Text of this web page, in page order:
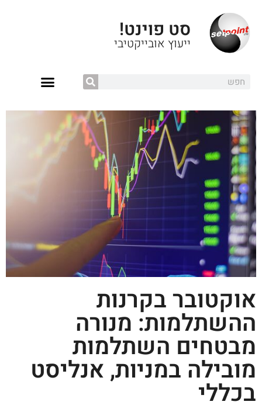
סט פוינט!
ייעוץ אובייקטיבי
אוקטובר בקרנות
ההשתלמות: מנורה
מבטחים השתלמות
מובילה במניות, אנליסט
בכללי